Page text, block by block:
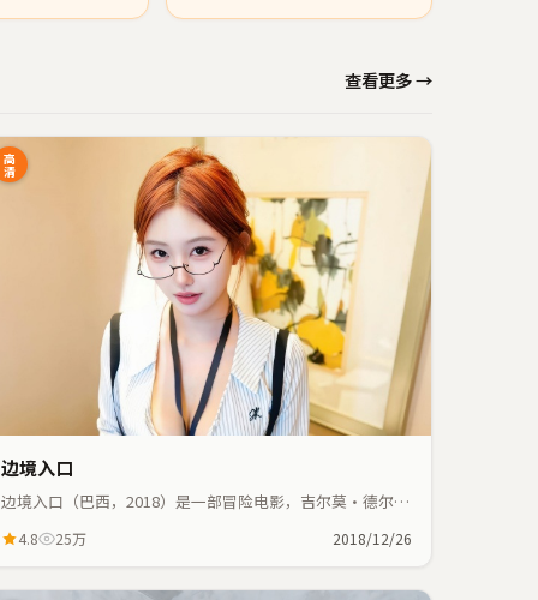
查看更多 →
高
清
边境入口
边境入口（巴西，2018）是一部冒险电影，吉尔莫·德尔·
织，节奏紧凑。
4.8 25万 2018/12/26